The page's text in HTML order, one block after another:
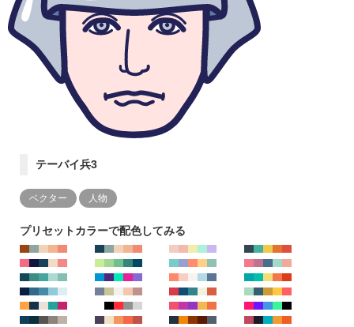
テーバイ兵3
ベクター 人物
プリセットカラーで配色してみる